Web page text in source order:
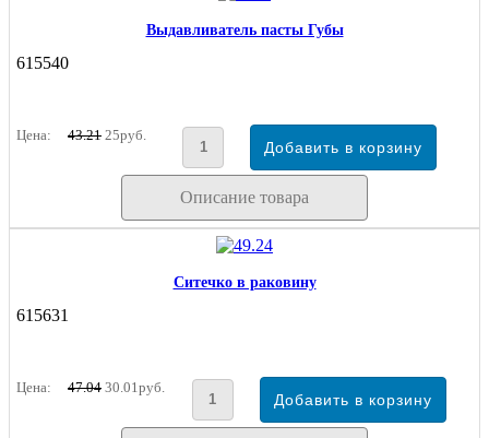
Выдавливатель пасты Губы
615540
Цена: 43.21 25руб.
Описание товара
Ситечко в раковину
615631
Цена: 47.04 30.01руб.